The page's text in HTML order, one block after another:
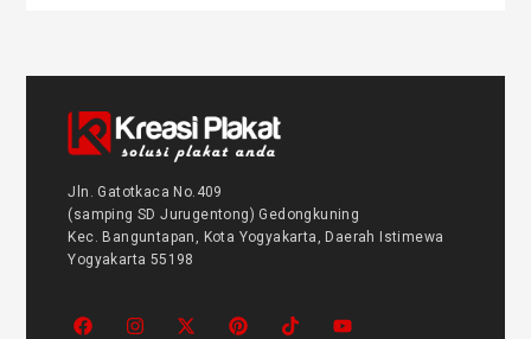
Jln. Gatotkaca No.409
(samping SD Jurugentong) Gedongkuning
Kec. Banguntapan, Kota Yogyakarta, Daerah Istimewa
Yogyakarta 55198